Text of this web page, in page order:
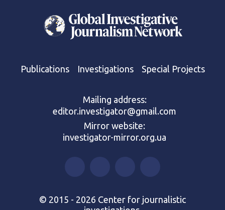
Publications Investigations Special Projects
Mailing address:
editor.investigator@gmail.com
Mirror website:
investigator-mirror.org.ua
© 2015 - 2026 Center for journalistic